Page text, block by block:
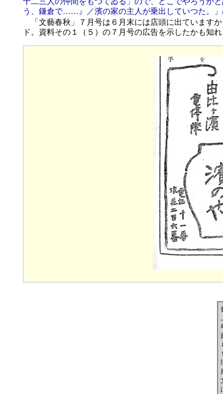
う、鎌倉で……』／濱の家の主人が乗出していつた。」
「文藝春秋」７月号は６月末には店頭に出ています
ド。資料その１（５）の７月号の広告を示したかも知